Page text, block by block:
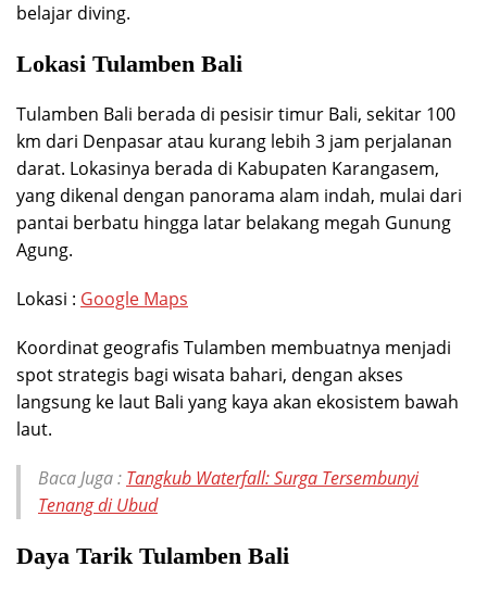
belajar diving.
Lokasi Tulamben Bali
Tulamben Bali berada di pesisir timur Bali, sekitar 100
km dari Denpasar atau kurang lebih 3 jam perjalanan
darat. Lokasinya berada di Kabupaten Karangasem,
yang dikenal dengan panorama alam indah, mulai dari
pantai berbatu hingga latar belakang megah Gunung
Agung.
Lokasi : Google Maps
Koordinat geografis Tulamben membuatnya menjadi
spot strategis bagi wisata bahari, dengan akses
langsung ke laut Bali yang kaya akan ekosistem bawah
laut.
Baca Juga : Tangkub Waterfall: Surga Tersembunyi
Tenang di Ubud
Daya Tarik Tulamben Bali